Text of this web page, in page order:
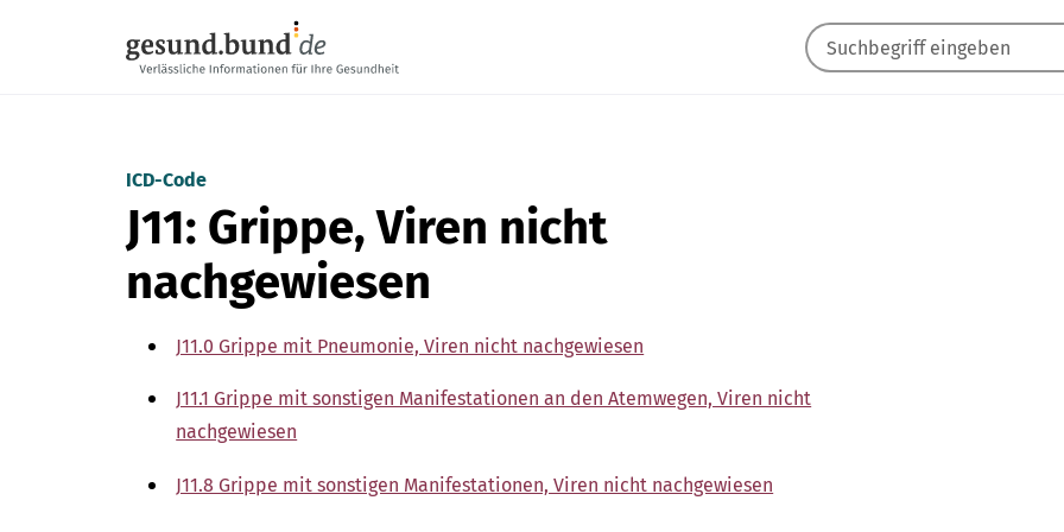
ICD-Code
J11: Grippe, Viren nicht
nachgewiesen
J11.0 Grippe mit Pneumonie, Viren nicht nachgewiesen
J11.1 Grippe mit sonstigen Manifestationen an den Atemwegen, Viren nicht
nachgewiesen
J11.8 Grippe mit sonstigen Manifestationen, Viren nicht nachgewiesen